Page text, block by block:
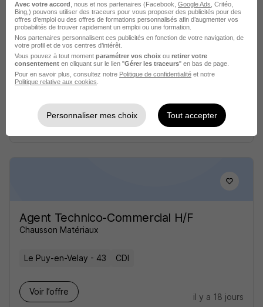
Offre d'Emploi - Commercial
Sédentaire H/F
Sucs et Velay Recrutement
Yssingeaux - 43 Intérim
Voir l’offre
il y a 16 jours
Agent Technico-Commercial H/F
Chausson Matériaux
Le Puy-en-Velay - 43 CDI
Voir l’offre
il y a 18 jours
Avec votre accord , nous et nos partenaires (Facebook, Google Ads , Critéo,
Bing,) pouvons utiliser des traceurs pour vous proposer des publicités pour des
offres d’emploi ou des offres de formations personnalisés afin d’augmenter vos
probabilités de trouver rapidement un emploi ou une formation.
Nos partenaires personnalisent ces publicités en fonction de votre navigation, de
votre profil et de vos centres d’intérêt.
Vous pouvez à tout moment paramétrer vos choix ou retirer votre
consentement en cliquant sur le lien "Gérer les traceurs" en bas de page.
Pour en savoir plus, consultez notre Politique de confidentialité et notre
Politique relative aux cookies
Personnaliser mes choix Tout accepter